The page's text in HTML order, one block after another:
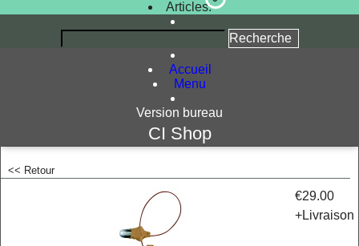
Articles:
Accueil
Menu
Version bureau
CI Shop
<< Retour
€29.00
+Livraison